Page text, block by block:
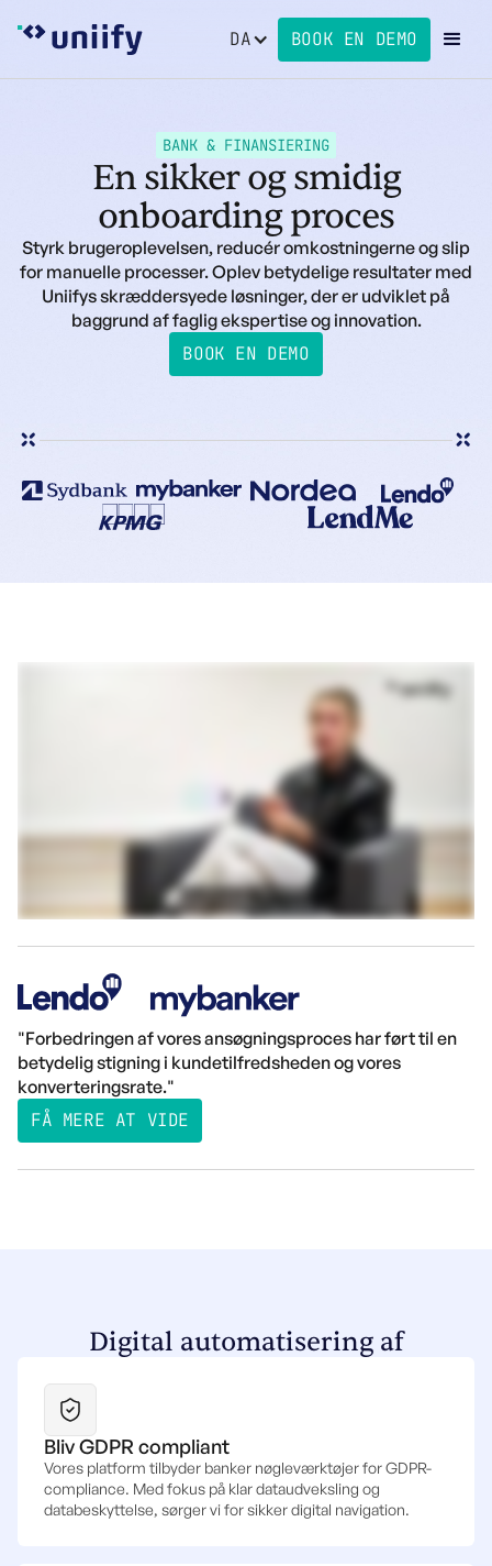
DA BOOK EN DEMO
BANK & FINANSIERING
En sikker og smidig
onboarding proces
Styrk brugeroplevelsen, reducér omkostningerne og slip
for manuelle processer. Oplev betydelige resultater med
Uniifys skræddersyede løsninger, der er udviklet på
baggrund af faglig ekspertise og innovation.
BOOK EN DEMO
"Forbedringen af vores ansøgningsproces har ført til en
betydelig stigning i kundetilfredsheden og vores
konverteringsrate."
FÅ MERE AT VIDE
Digital automatisering af
Bliv GDPR compliant
Vores platform tilbyder banker nøgleværktøjer for GDPR-
compliance. Med fokus på klar dataudveksling og
databeskyttelse, sørger vi for sikker digital navigation.